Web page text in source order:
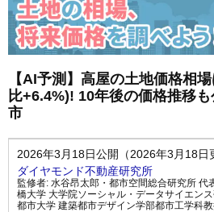
【AI予測】高屋の土地価格相
比+6.4%)! 10年後の価格推移
市
2026年3月18日公開（2026年3月18日
ダイヤモンド不動産研究所
監修者: 水谷昂太郎・都市空間総合研究所 代
橋大学 大学院ソーシャル・データサイエン
都市大学 建築都市デザイン学部都市工学科